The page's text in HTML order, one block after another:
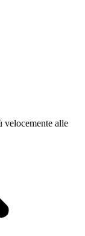
velocemente alle